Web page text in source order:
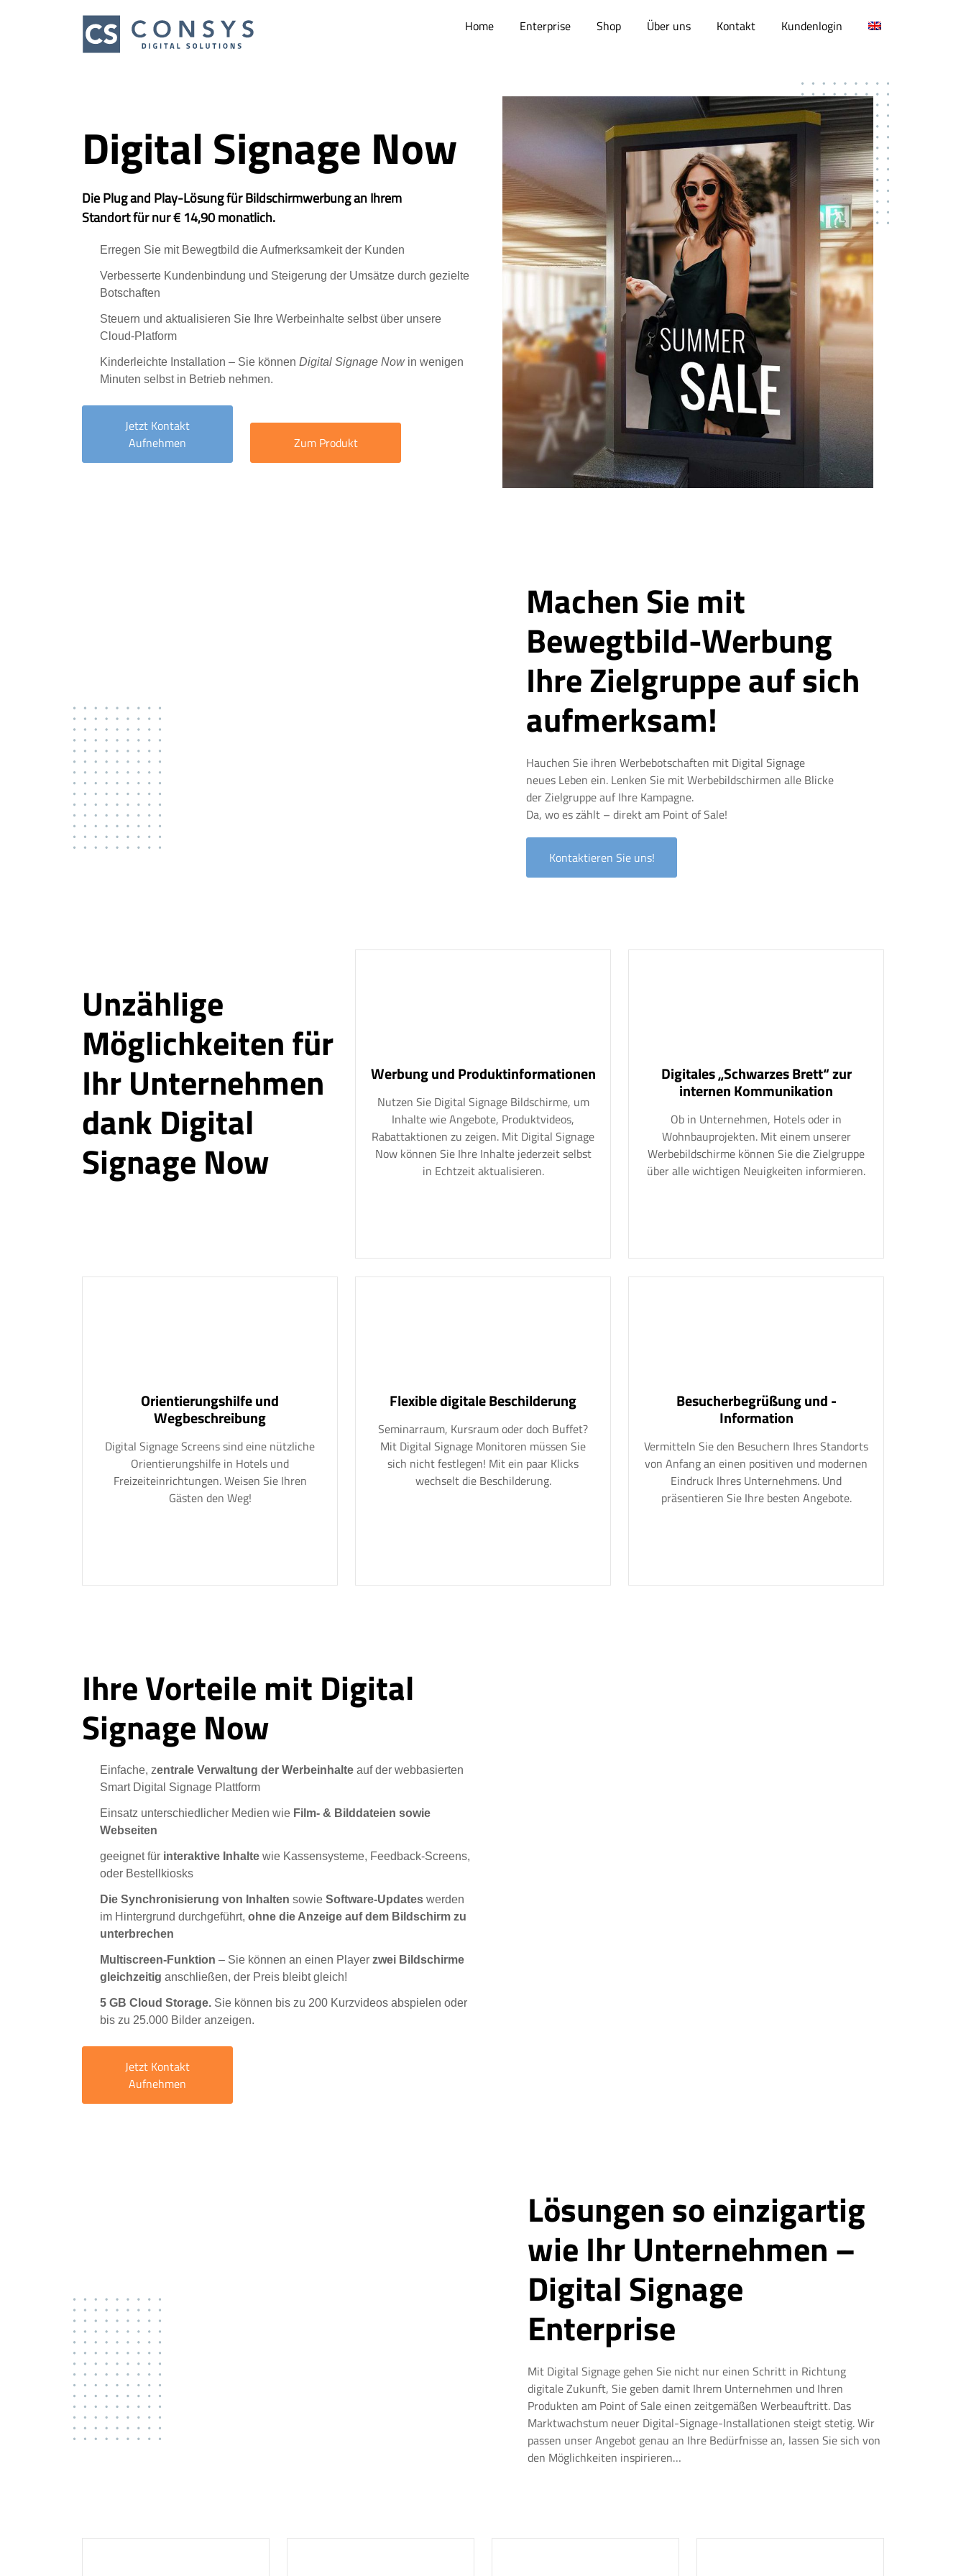
Home Enterprise Shop Über uns Kontakt Kundenlogin
Digital Signage Now
Die Plug and Play-Lösung für Bildschirmwerbung an Ihrem
Standort für nur € 14,90 monatlich.
Erregen Sie mit Bewegtbild die Aufmerksamkeit der Kunden
Verbesserte Kundenbindung und Steigerung der Umsätze durch gezielte
Botschaften
Steuern und aktualisieren Sie Ihre Werbeinhalte selbst über unsere
Cloud-Platform
Kinderleichte Installation – Sie können Digital Signage Nowin wenigen
Minuten selbst in Betrieb nehmen.
Jetzt Kontakt
Aufnehmen
Zum Produkt
Machen Sie mit
Bewegtbild-Werbung
Ihre Zielgruppe auf sich
aufmerksam!
Hauchen Sie ihren Werbebotschaften mit Digital Signage
neues Leben ein. Lenken Sie mit Werbebildschirmen alle Blicke
der Zielgruppe auf Ihre Kampagne.
Da, wo es zählt – direkt am Point of Sale!
Kontaktieren Sie uns!
Unzählige
Möglichkeiten für
Ihr Unternehmen
dank Digital
Signage Now
Werbung und Produktinformationen
Nutzen Sie Digital Signage Bildschirme, um
Inhalte wie Angebote, Produktvideos,
Rabattaktionen zu zeigen. Mit Digital Signage
Now können Sie Ihre Inhalte jederzeit selbst
in Echtzeit aktualisieren.
Digitales „Schwarzes Brett“ zur
internen Kommunikation
Ob in Unternehmen, Hotels oder in
Wohnbauprojekten. Mit einem unserer
Werbebildschirme können Sie die Zielgruppe
über alle wichtigen Neuigkeiten informieren.
Orientierungshilfe und
Wegbeschreibung
Digital Signage Screens sind eine nützliche
Orientierungshilfe in Hotels und
Freizeiteinrichtungen. Weisen Sie Ihren
Gästen den Weg!
Flexible digitale Beschilderung
Seminarraum, Kursraum oder doch Buffet?
Mit Digital Signage Monitoren müssen Sie
sich nicht festlegen! Mit ein paar Klicks
wechselt die Beschilderung.
Besucherbegrüßung und -
Information
Vermitteln Sie den Besuchern Ihres Standorts
von Anfang an einen positiven und modernen
Eindruck Ihres Unternehmens. Und
präsentieren Sie Ihre besten Angebote.
Ihre Vorteile mit Digital
Signage Now
Einfache, zentrale Verwaltung der Werbeinhalte auf der webbasierten
Smart Digital Signage Plattform
Einsatz unterschiedlicher Medien wie Film- & Bilddateien sowie
Webseiten
geeignet für interaktive Inhalte wie Kassensysteme, Feedback-Screens,
oder Bestellkiosks
Die Synchronisierung von Inhalten sowie Software-Updates werden
im Hintergrund durchgeführt, ohne die Anzeige auf dem Bildschirm zu
unterbrechen
Multiscreen-Funktion – Sie können an einen Player zwei Bildschirme
gleichzeitig anschließen, der Preis bleibt gleich!
5 GB Cloud Storage. Sie können bis zu 200 Kurzvideos abspielen oder
bis zu 25.000 Bilder anzeigen.
Jetzt Kontakt
Aufnehmen
Lösungen so einzigartig
wie Ihr Unternehmen –
Digital Signage
Enterprise
Mit Digital Signage gehen Sie nicht nur einen Schritt in Richtung
digitale Zukunft, Sie geben damit Ihrem Unternehmen und Ihren
Produkten am Point of Sale einen zeitgemäßen Werbeauftritt. Das
Marktwachstum neuer Digital-Signage-Installationen steigt stetig. Wir
passen unser Angebot genau an Ihre Bedürfnisse an, lassen Sie sich von
den Möglichkeiten inspirieren…